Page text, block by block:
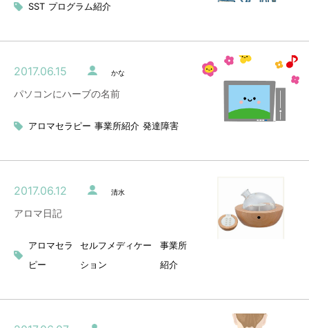
SST プログラム紹介
2017.06.15 かな
パソコンにハーブの名前
アロマセラピー 事業所紹介 発達障害
2017.06.12 清水
アロマ日記
アロマセラ
ピー
セルフメディケー
ション
事業所
紹介